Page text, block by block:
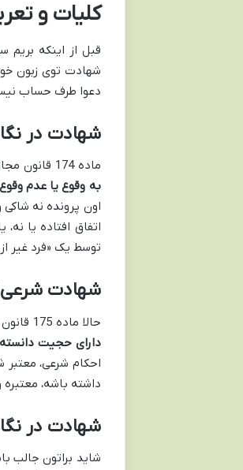
کلیات و
قبل از اینکه
شهادت توی زبون
دعوا طرف حساب
شهادت در
ماده 174 قانون مجازات اسلامی، شهادت رو اینجوری تعریف کرده:
به وقوع یا عدم
اون پرونده نه
اتفاق افتاده یا
توسط یک «فرد غیر
شهادت
حالا ماده 175 قانون مجازات اسلامی از یک اصطلاح دیگه حرف می زنه:
دارای حجیت
احکام شرعی،
داشته باشه،
شهادت در
شاید براتون جالب